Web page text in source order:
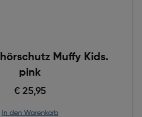
Muffy Kids.
pink
€ 25,95
in den Warenkorb